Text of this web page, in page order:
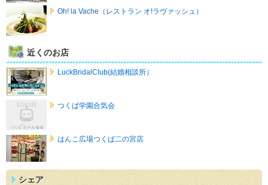
Oh! la Vache（レストラン オ!ラヴァッシュ）
近くのお店
LuckBridalClub(結婚相談所）
つくば学園合気会
はんこ広場つくば二の宮店
シェア